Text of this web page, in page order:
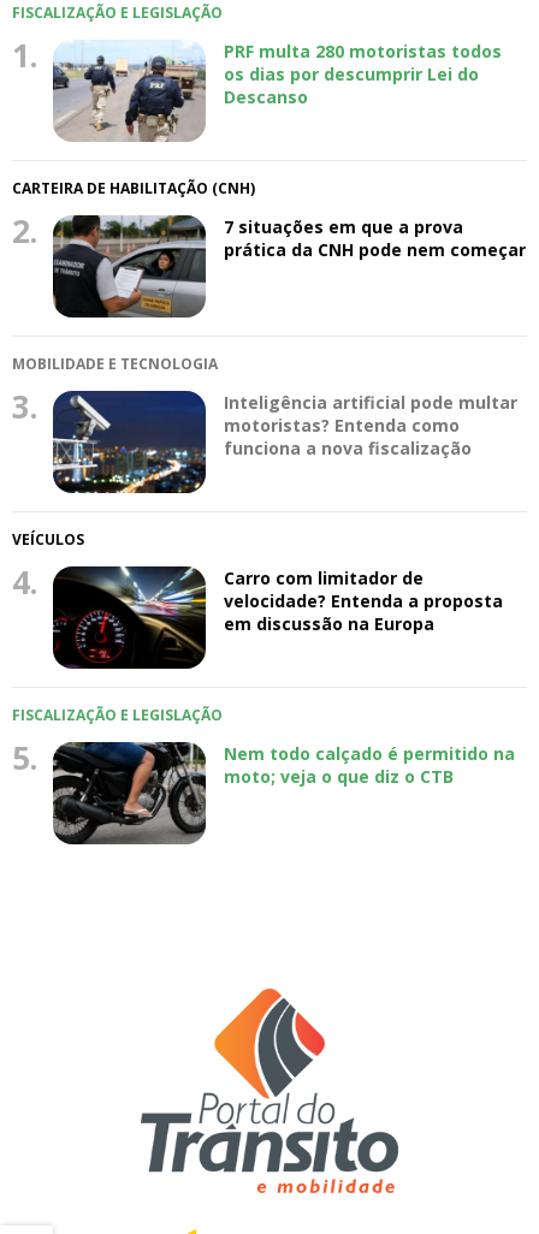
FISCALIZAÇÃO E LEGISLAÇÃO
1.
PRF multa 280 motoristas todos
os dias por descumprir Lei do
Descanso
CARTEIRA DE HABILITAÇÃO (CNH)
2.
7 situações em que a prova
prática da CNH pode nem começar
MOBILIDADE E TECNOLOGIA
3.
Inteligência artificial pode multar
motoristas? Entenda como
funciona a nova fiscalização
VEÍCULOS
4.
Carro com limitador de
velocidade? Entenda a proposta
em discussão na Europa
FISCALIZAÇÃO E LEGISLAÇÃO
5.
Nem todo calçado é permitido na
moto; veja o que diz o CTB